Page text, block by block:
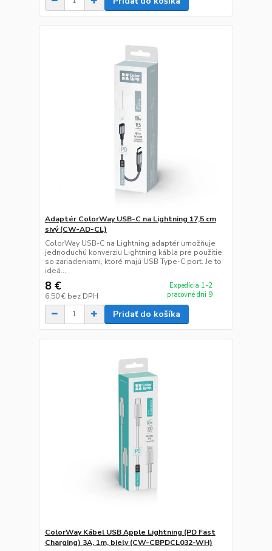
Adaptér ColorWay USB-C na Lightning 17,5 cm
sivý (CW-AD-CL)
ColorWay USB-C na Lightning adaptér umožňuje
jednoduchú konverziu Lightning kábla pre použitie
so zariadeniami, ktoré majú USB Type-C port. Je to
ideá...
8 €
6,50 € bez DPH
Expedícia 1-2
pracovné dni 9
Pridať do košíka
ColorWay Kábel USB Apple Lightning (PD Fast
Charging) 3A, 1m, biely (CW-CBPDCL032-WH)